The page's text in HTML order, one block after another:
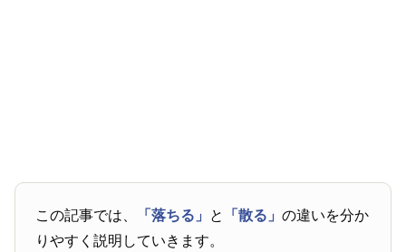
この記事では、 「落ちる」 と 「散る」の違いを分か
りやすく説明していきます。